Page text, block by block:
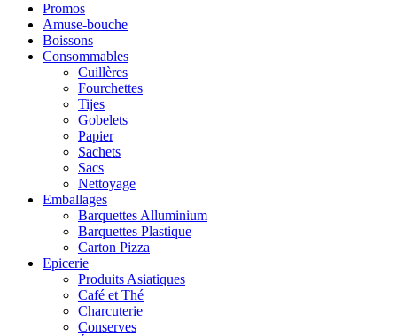
Promos
Amuse-bouche
Boissons
Consommables
Cuillères
Fourchettes
Tijes
Gobelets
Papier
Sachets
Sacs
Nettoyage
Emballages
Barquettes Alluminium
Barquettes Plastique
Carton Pizza
Epicerie
Produits Asiatiques
Café et Thé
Charcuterie
Conserves